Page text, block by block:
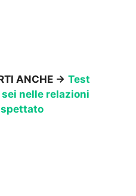
ANCHE -> Test
nelle relazioni